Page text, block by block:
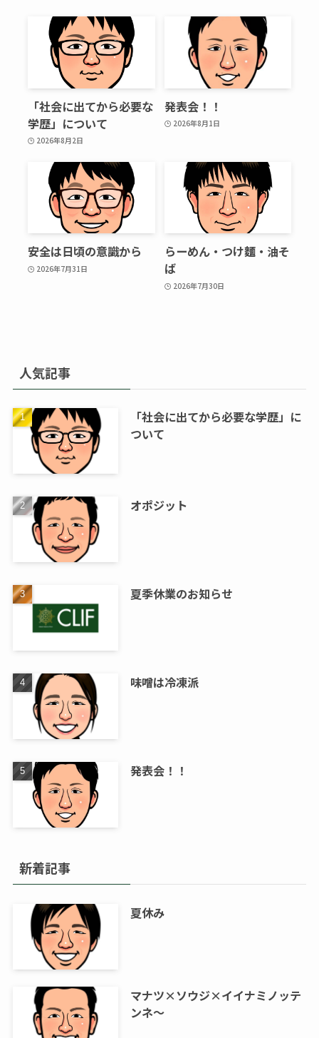
「社会に出てから必要な
学歴」について
2026年8月2日
発表会！！
2026年8月1日
安全は日頃の意識から
2026年7月31日
らーめん・つけ麵・油そ
ば
2026年7月30日
人気記事
「社会に出てから必要な学歴」に
ついて
オポジット
夏季休業のお知らせ
味噌は冷凍派
発表会！！
新着記事
夏休み
マナツ×ソウジ×イイナミノッテ
ンネ～